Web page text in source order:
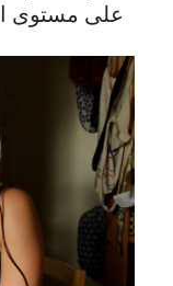
على مستوى